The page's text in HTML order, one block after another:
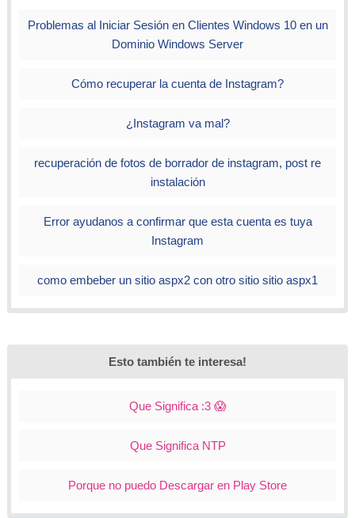
Problemas al Iniciar Sesión en Clientes Windows 10 en un
Dominio Windows Server
Cómo recuperar la cuenta de Instagram?
¿Instagram va mal?
recuperación de fotos de borrador de instagram, post re
instalación
Error ayudanos a confirmar que esta cuenta es tuya
Instagram
como embeber un sitio aspx2 con otro sitio sitio aspx1
Esto también te interesa!
Que Significa :3 😱
Que Significa NTP
Porque no puedo Descargar en Play Store